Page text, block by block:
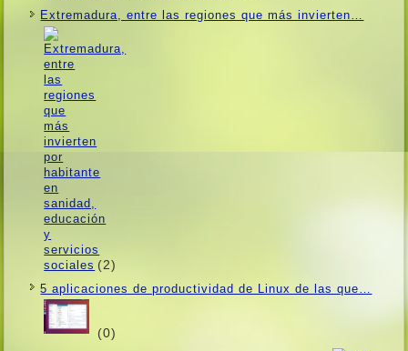
Extremadura, entre las regiones que más invierten…
(2)
5 aplicaciones de productividad de Linux de las que…
(0)